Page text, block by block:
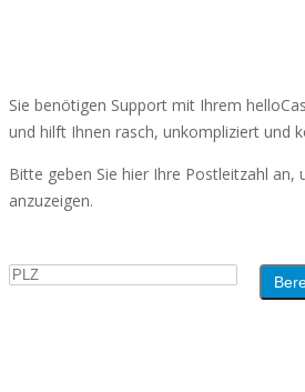
Sie benötigen Support mit Ihrem
und hilft Ihnen rasch, unkompliziert und
Bitte geben Sie hier Ihre Postleitzahl
anzuzeigen.